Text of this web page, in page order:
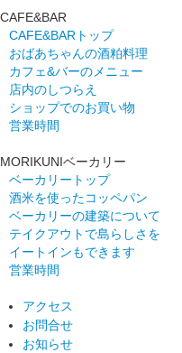
CAFE&BAR
CAFE&BARトップ
おばあちゃんの酒粕料理
カフェ&バーのメニュー
店内のしつらえ
ショップでのお買い物
営業時間
MORIKUNIベーカリー
ベーカリートップ
酒米を使ったコッペパン
ベーカリーの建築について
テイクアウトで島らしさを
イートインもできます
営業時間
アクセス
お問合せ
お知らせ